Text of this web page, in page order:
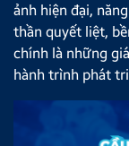
ảnh hiện đại,
thần quyết liệt,
chính là những
hành trình phát